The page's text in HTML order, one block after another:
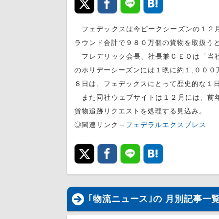
フェデックスは今ピークシーズンの１２
ラウンド合計で９８０万個の貨物を取扱う
フレデリック会長、社長兼ＣＥＯは「当
のホリデーシーズンには１晩に約１,００
８日は、フェデックスにとって歴史的な１
また同社ウェブサイトは１２月には、前
貨物追跡リクエストを処理する見込み。
◎関連リンク→ フェデラルエクスプレス
｢物流ニュース｣の 月別記事一